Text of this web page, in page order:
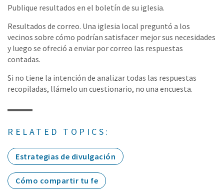
Publique resultados en el boletín de su iglesia.
Resultados de correo. Una iglesia local preguntó a los
vecinos sobre cómo podrían satisfacer mejor sus necesidades
y luego se ofreció a enviar por correo las respuestas
contadas.
Si no tiene la intención de analizar todas las respuestas
recopiladas, llámelo un cuestionario, no una encuesta.
RELATED TOPICS:
Estrategias de divulgación
Cómo compartir tu fe